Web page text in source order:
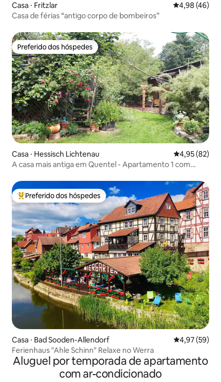
Casa ⋅ Fritzlar 4,98 de uma
4,98 (46)
Casa de férias “antigo corpo de bombeiros”
Preferido dos hóspedes
Preferido dos hóspedes
Casa ⋅ Hessisch Lichtenau 4,95 de uma
4,95 (82)
A casa mais antiga em Quentel - Apartamento 1 com
Entre os melhores preferidos dos hóspedes
Preferido dos hóspedes
Casa ⋅ Bad Sooden-Allendorf 4,97 de uma
4,97 (59)
Ferienhaus "Ahle Schinn" Relaxe no Werra
Aluguel por temporada de apartamento
com ar-condicionado